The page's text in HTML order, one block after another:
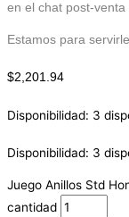
en el chat post-
Estamos para
$2,201.94
Disponibilidad: 3
Disponibilidad: 3
Juego Anillos Std
cantidad